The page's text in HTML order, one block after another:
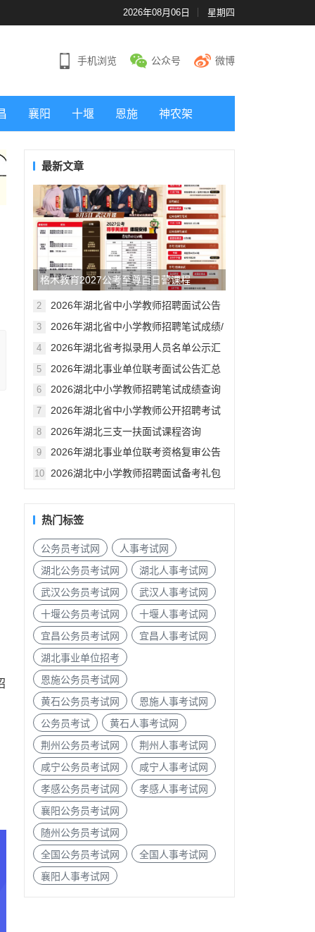
2026年08月06日 星期四
手机浏览 公众号 微博
襄阳 十堰 恩施 神农架
最新文章
格木教育2027公考至尊百日营课程
2
2026年湖北省中小学教师招聘面试公告
3
2026年湖北省中小学教师招聘笔试成绩/
4
2026年湖北省考拟录用人员名单公示汇
5 2026年湖北事业单位联考面试公告汇总
6
2026湖北中小学教师招聘笔试成绩查询
7
2026年湖北省中小学教师公开招聘考试
8 2026年湖北三支一扶面试课程咨询
9
2026年湖北事业单位联考资格复审公告
10 2026湖北中小学教师招聘面试备考礼包
热门标签
公务员考试网
人事考试网
湖北公务员考试网
湖北人事考试网
武汉公务员考试网
武汉人事考试网
十堰公务员考试网
十堰人事考试网
宜昌公务员考试网
宜昌人事考试网
湖北事业单位招考
恩施公务员考试网
黄石公务员考试网
恩施人事考试网
公务员考试
黄石人事考试网
荆州公务员考试网
荆州人事考试网
咸宁公务员考试网
咸宁人事考试网
孝感公务员考试网
孝感人事考试网
襄阳公务员考试网
随州公务员考试网
全国公务员考试网
全国人事考试网
襄阳人事考试网